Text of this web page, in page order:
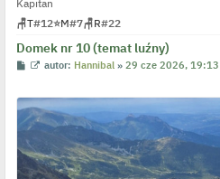
Kapitan
🪑T#12⭐M#7🪑R#22
Domek nr 10 (temat luźny)
P
t
W
w
i
e
p
o
autor: Hannibal »29 cze 2026, 19:13